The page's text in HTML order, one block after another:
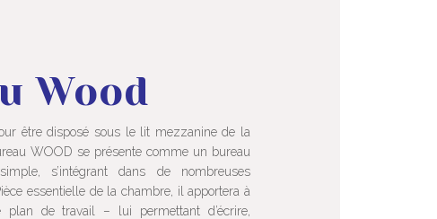
Wood
être disposé sous le lit mezzanine de la
WOOD se présente comme un bureau
s’intégrant dans de nombreuses
essentielle de la chambre, il apportera à
de travail – lui permettant d’écrire,